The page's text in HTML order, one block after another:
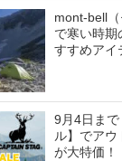
mont-bell
で寒い時期
すすめアイ
9月4日ま
ル】でア
が大特価！